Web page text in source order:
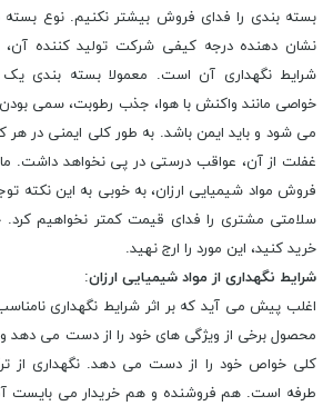
بسته بندی را فدای فروش بیشتر نکنیم. نوع
نشان دهنده‌ درجه کیفی شرکت تولید کننده
شرایط نگهداری آن است. معمولا بسته ‌بندی یک
خواصی مانند واکنش با هوا، جذب رطوبت، سمی
می ‌شود و باید ایمن باشد. به طور کلی ایمنی در هر
غفلت از آن، عواقب درستی در پی نخواهد داشت.
فروش مواد شیمیایی ارزان، به خوبی به این نکته
سلامتی مشتری را فدای قیمت کمتر نخواهیم کرد.
خرید کنید، این مورد را ارج نهید.
شرایط نگهداری از مواد شیمیایی ارزان:
اغلب پیش می آید که بر اثر شرایط نگهداری
محصول برخی از ویژگی های خود را از دست می دهد و
کلی خواص خود را از دست می دهد. نگهداری از
طرفه است. هم فروشنده و هم خریدار می بایست